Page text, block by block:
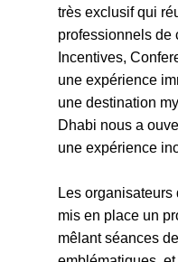
très exclusif qui
professionnels de
Incentives,
une expérience
une destination
Dhabi nous a
une expérience
Les
mis en place un
mêlant séances